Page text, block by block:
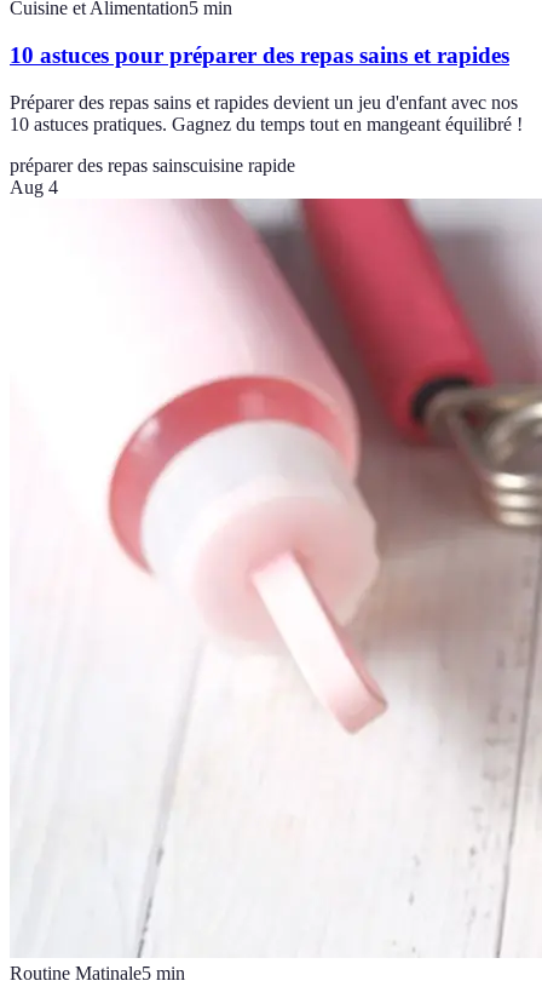
Cuisine et Alimentation5 min
10 astuces pour préparer des repas sains et rapides
Préparer des repas sains et rapides devient un jeu d'enfant avec nos
10 astuces pratiques. Gagnez du temps tout en mangeant équilibré !
préparer des repas sainscuisine rapide
Aug 4
Routine Matinale5 min